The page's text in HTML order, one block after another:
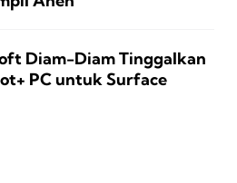
Diam-Diam Tinggalkan
PC untuk Surface